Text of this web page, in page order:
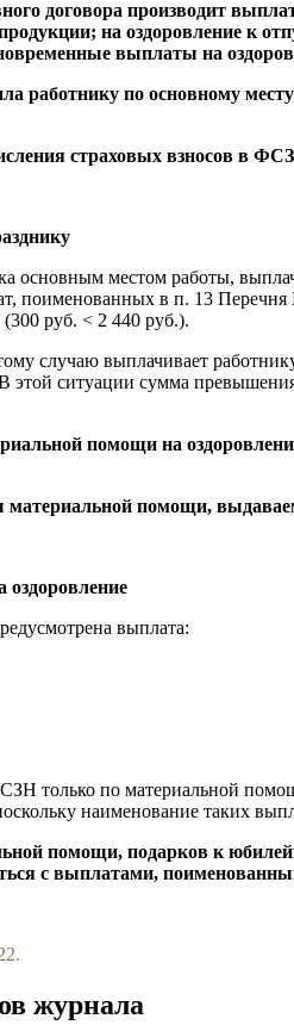
договора производит
продукции; на оздоровление
выплаты на
работнику по основному
страховых взносов в
основным местом работы,
поименованных в п. 13
руб. < 2 440 руб.).
случаю выплачивает
ситуации сумма превышения
помощи на
материальной помощи,
выплата:
только по материальной
наименование таких
помощи, подарков к
с выплатами,
журнала